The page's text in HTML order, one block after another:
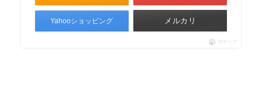
Yahooショッピング メルカリ
ポチップ